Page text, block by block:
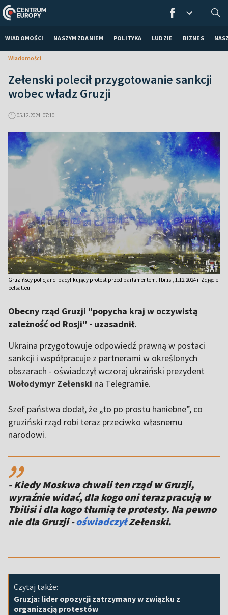
WIADOMOŚCI NASZYM ZDANIEM POLITYKA LUDZIE BIZNES
Wiadomości
Zełenski polecił przygotowanie sankcji
wobec władz Gruzji
05.12.2024, 07:10
Gruzińscy policjanci pacyfikujący protest przed parlamentem. Tbilisi, 1.12.2024 r. Zdjęcie:
belsat.eu
Obecny rząd Gruzji "popycha kraj w oczywistą
zależność od Rosji" - uzasadnił.
Ukraina przygotowuje odpowiedź prawną w postaci
sankcji i współpracuje z partnerami w określonych
obszarach - oświadczył wczoraj ukraiński prezydent
Wołodymyr Zełenski na Telegramie.
Szef państwa dodał, że „to po prostu haniebne”, co
gruziński rząd robi teraz przeciwko własnemu
narodowi.
,,
- Kiedy Moskwa chwali ten rząd w Gruzji,
wyraźnie widać, dla kogo oni teraz pracują w
Tbilisi i dla kogo tłumią te protesty. Na pewno
nie dla Gruzji -oświadczyłZełenski.
Czytaj także:
Gruzja: lider opozycji zatrzymany w związku z
organizacją protestów